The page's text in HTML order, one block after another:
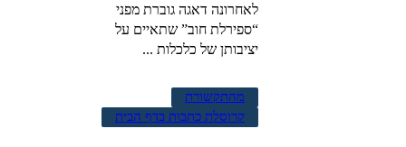
לאחרונה דאגה גוברת מפני
“ספירלת חוב” שתאיים על
יציבותן של כלכלות ...
מהתקשורת
קרוסלת כתבות בדף הבית